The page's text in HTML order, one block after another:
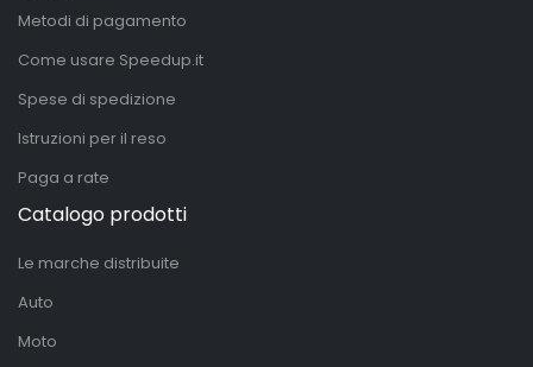
Metodi di pagamento
Come usare Speedup.it
Spese di spedizione
Istruzioni per il reso
Paga a rate
Catalogo prodotti
Le marche distribuite
Auto
Moto